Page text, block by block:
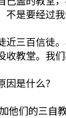
不是要经过
近三百信徒
收教堂。我
是什么？
他们的三自教